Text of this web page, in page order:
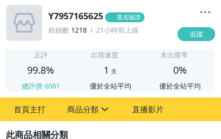
Y7957165625 實名驗證
粉絲數 1218 21小時前上線 追蹤
正評
99.8%
總評價 6061
出貨速度
1 天
優於全站平均
未出貨率
0%
優於全站平均
首頁主打 商品分類
圖書/影音/文具
直播影片